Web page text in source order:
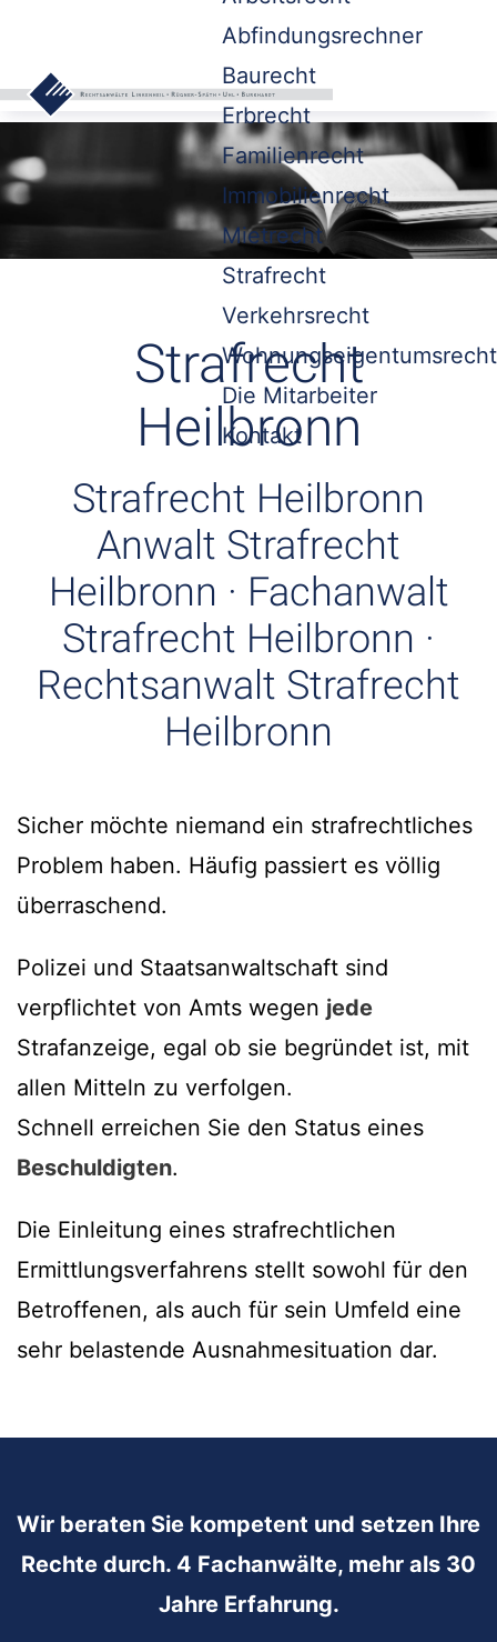
Abfindungsrechner
Baurecht
Erbrecht
Familienrecht
Immobilienrecht
Mietrecht
Strafrecht
Verkehrsrecht
Wohnungseigentumsrecht
Die Mitarbeiter
Kontakt
Strafrecht
Heilbronn
Strafrecht Heilbronn
Anwalt Strafrecht
Heilbronn · Fachanwalt
Strafrecht Heilbronn ·
Rechtsanwalt Strafrecht
Heilbronn
Sicher möchte niemand ein strafrechtliches
Problem haben. Häufig passiert es völlig
überraschend.
Polizei und Staatsanwaltschaft sind
verpflichtet von Amts wegen jede
Strafanzeige, egal ob sie begründet ist, mit
allen Mitteln zu verfolgen.
Schnell erreichen Sie den Status eines
Beschuldigten.
Die Einleitung eines strafrechtlichen
Ermittlungsverfahrens stellt sowohl für den
Betroffenen, als auch für sein Umfeld eine
sehr belastende Ausnahmesituation dar.
Wir beraten Sie kompetent und setzen Ihre
Rechte durch. 4 Fachanwälte, mehr als 30
Jahre Erfahrung.